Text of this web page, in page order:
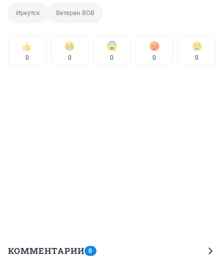
Иркутск Ветеран ВОВ
0 0 0 0 0
КОММЕНТАРИИ 0